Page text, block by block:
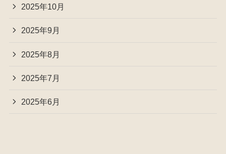
2025年10月
2025年9月
2025年8月
2025年7月
2025年6月